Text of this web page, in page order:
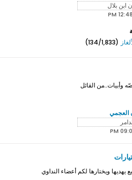
(134/1,833)
وأبيات..من القائل
العجمي
يهديها ويختارها لكم أعضاء النداوي